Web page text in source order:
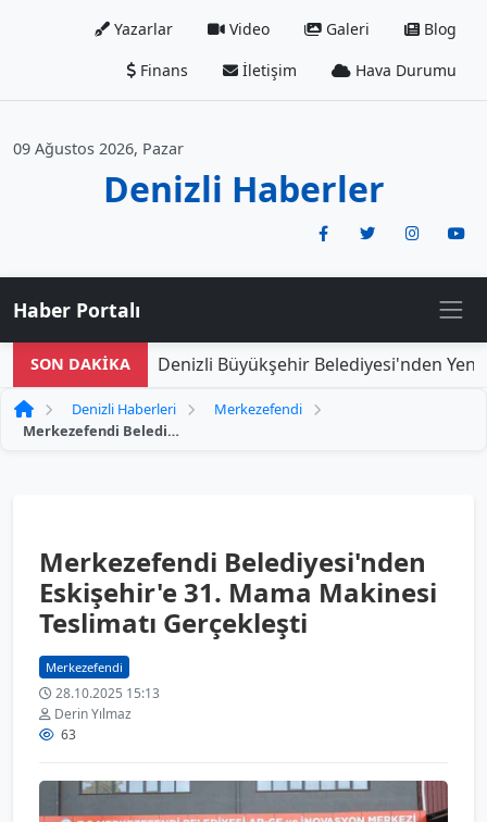
Yazarlar Video Galeri
Blog
Finans
İletişim Hava Durumu
09 Ağustos 2026, Pazar
Denizli Haberler
Haber Portalı
SON DAKİKA Denizli Büyükşehir Belediyesi'nden Yeni
Denizli Haberleri
Merkezefendi
Merkezefendi Belediyesi'nden Eskişehir'e 31. Mama Makinesi Teslimatı Gerçekleşti
Merkezefendi Belediyesi'nden
Eskişehir'e 31. Mama Makinesi
Teslimatı Gerçekleşti
Merkezefendi
28.10.2025 15:13
Derin Yılmaz
63